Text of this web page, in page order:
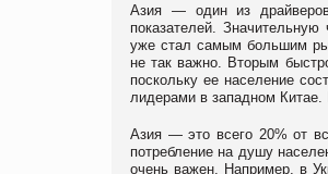
Азия — один из
показателей.
уже стал самым большим
не так важно. Вторым
поскольку ее население
лидерами в западном Китае.
Азия — это всего 20% от
потребление на душу
очень важен. Например, в